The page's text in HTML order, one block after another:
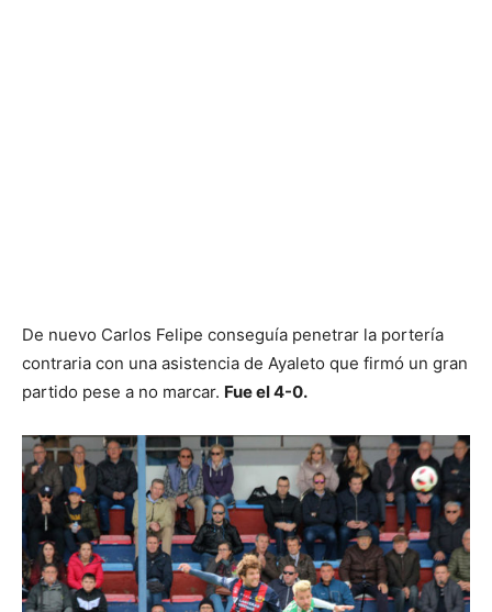
De nuevo Carlos Felipe conseguía penetrar la portería
contraria con una asistencia de Ayaleto que firmó un gran
partido pese a no marcar. Fue el 4-0.